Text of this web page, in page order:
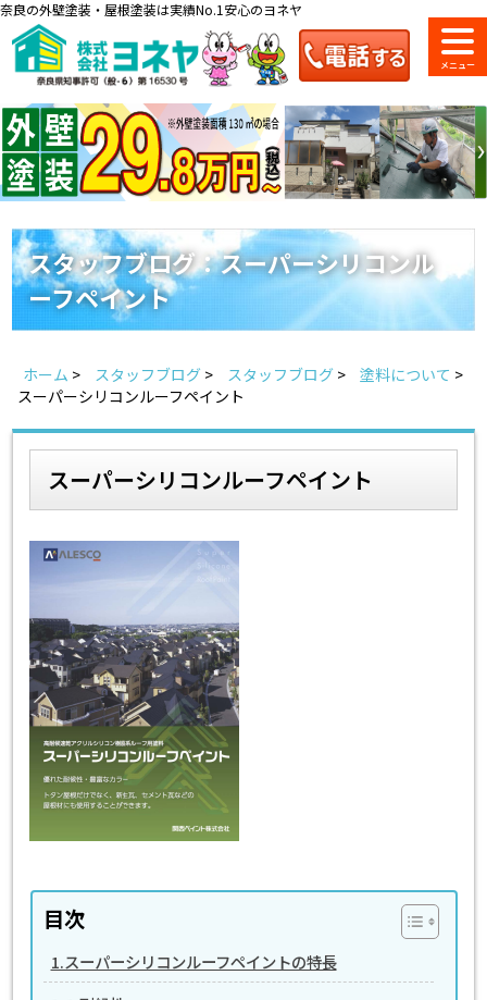
奈良の外壁塗装・屋根塗装は実績No.1安心のヨネヤ
料金一覧 会社案内 ショールーム
のご紹介
来店予約 お電話
地域の事例がいっぱい
Home お客様の声
スタッフ紹介
雨漏りについて
ヨネヤがお客様から選ばれる10の
理由
工場倉庫改修
見積もりシミュレーション
スタッフブログ：スーパーシリコンル
ーフペイント
ホーム > スタッフブログ > スタッフブログ > 塗料について >
スーパーシリコンルーフペイント
スーパーシリコンルーフペイント
目次
1.スーパーシリコンルーフペイントの特長